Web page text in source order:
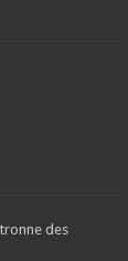
des